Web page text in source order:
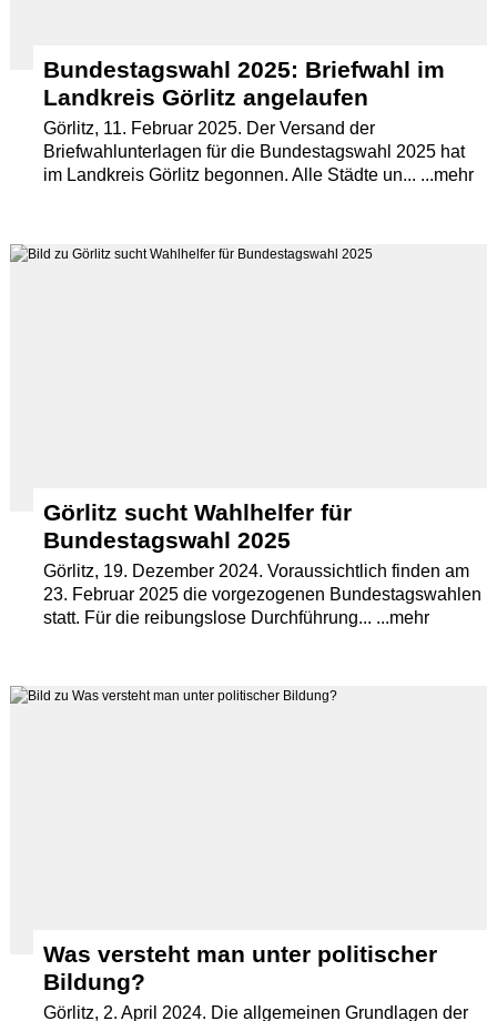
Bundestagswahl 2025: Briefwahl im
Landkreis Görlitz angelaufen
Görlitz, 11. Februar 2025. Der Versand der
Briefwahlunterlagen für die Bundestagswahl 2025 hat
im Landkreis Görlitz begonnen. Alle Städte un... ...mehr
Görlitz sucht Wahlhelfer für
Bundestagswahl 2025
Görlitz, 19. Dezember 2024. Voraussichtlich finden am
23. Februar 2025 die vorgezogenen Bundestagswahlen
statt. Für die reibungslose Durchführung... ...mehr
Was versteht man unter politischer
Bildung?
Görlitz, 2. April 2024. Die allgemeinen Grundlagen der